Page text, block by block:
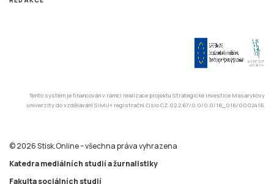
Tento systém je financován v rámci realizace projektu Strategické investice Masarykovy
univerzity do vzdělávání SIMU+ registrační číslo CZ.02.2.67/0.0/0.0/16_016/0002416.
© 2026 Stisk.Online – všechna práva vyhrazena
Katedra mediálních studií a žurnalistiky
Fakulta sociálních studií